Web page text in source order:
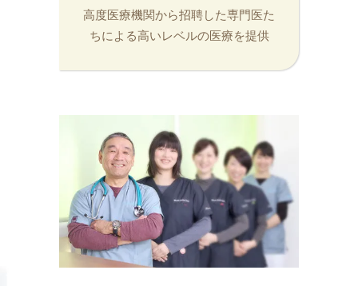
高度医療機関から招聘した専門医た
ちによる高いレベルの医療を提供